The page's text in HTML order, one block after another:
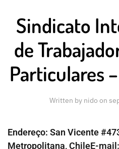
Sindicato
de
Particulares
Written by nido on
Endereço: San Vicente
Metropolitana, ChileE-mail: